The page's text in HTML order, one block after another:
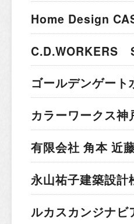
Home Design
C.D.WORKERS
ゴールデンゲート
カラーワークス
有限会社 角本 近
永山祐子建築設計
ルカスカンジナビ